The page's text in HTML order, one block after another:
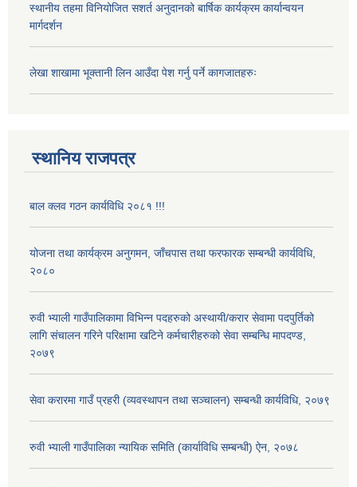
स्थानीय तहमा विनियोजित सशर्त अनुदानको बार्षिक कार्यक्रम कार्यान्वयन
मार्गदर्शन
लेखा शाखामा भूक्तानी लिन आउँदा पेश गर्नु पर्ने कागजातहरुः
स्थानिय राजपत्र
बाल क्लव गठन कार्यविधि २०८१ !!!
योजना तथा कार्यक्रम अनुगमन, जाँचपास तथा फरफारक सम्बन्धी कार्यविधि,
२०८०
रुवी भ्याली गाउँपालिकामा विभिन्न पदहरुको अस्थायी/करार सेवामा पदपुर्तिको
लागि संचालन गरिने परिक्षामा खटिने कर्मचारीहरुको सेवा सम्बन्धि मापदण्ड,
२०७९
सेवा करारमा गाउँ प्रहरी (व्यवस्थापन तथा सञ्चालन) सम्बन्धी कार्यविधि, २०७९
रुवी भ्याली गाउँपालिका न्यायिक समिति (कार्याविधि सम्बन्धी) ऐन, २०७८